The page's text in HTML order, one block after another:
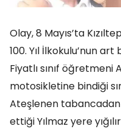
Olay, 8 Mayıs’ta
100. Yıl İlkokulu’nun
Fiyatlı sınıf öğretmeni
motosikletine bindiği
Ateşlenen tabancadan
ettiği Yılmaz yere